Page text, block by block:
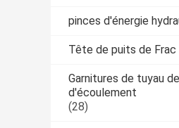
pinces d'énergie
Tête de puits de Frac
Garnitures de tuyau
d'écoulement
(28)